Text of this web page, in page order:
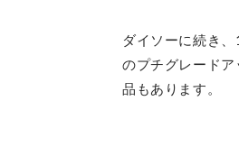
ダイソーに続き
のプチグレード
品もあります。